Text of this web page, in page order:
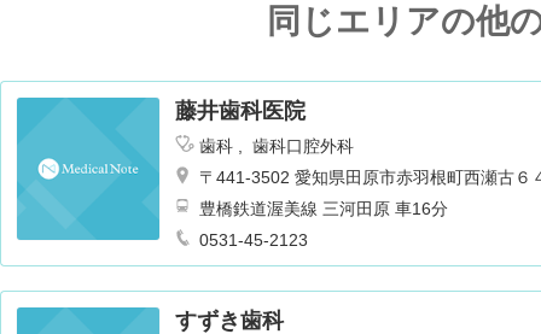
同じエリアの他
藤井歯科医院
歯科
歯科口腔外科
〒441-3502 愛知県田原市赤羽根町西瀬古６
豊橋鉄道渥美線 三河田原 車16分
0531-45-2123
すずき歯科